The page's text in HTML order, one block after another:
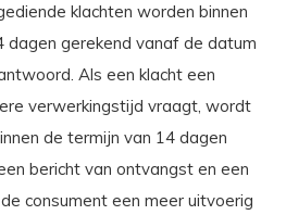
klachten worden binnen
dagen gerekend vanaf de datum
Als een klacht een
verwerkingstijd vraagt, wordt
de termijn van 14 dagen
bericht van ontvangst en een
consument een meer uitvoerig